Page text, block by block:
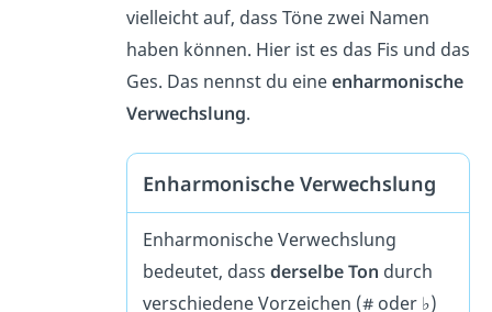
vielleicht auf, dass Töne zwei Namen
haben können. Hier ist es das Fis und das
Ges. Das nennst du eineenharmonische
Verwechslung.
Enharmonische Verwechslung
Enharmonische Verwechslung
bedeutet, dass derselbe Ton durch
verschiedene Vorzeichen (# oder ♭)